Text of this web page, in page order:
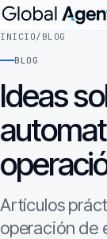
INICIO/ BLOG
BLOG
Ideas
Artículos
operación de